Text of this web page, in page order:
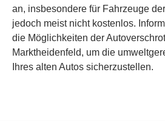
an, insbesondere für Fahrzeuge
jedoch meist nicht kostenlos.
die Möglichkeiten der
Marktheidenfeld, um die
Ihres alten Autos sicherzustellen.